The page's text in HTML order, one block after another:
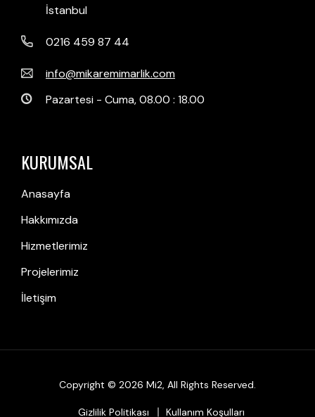
İstanbul
0216 459 87 44
info@mikaremimarlik.com
Pazartesi - Cuma, 08.00 : 18.00
KURUMSAL
Anasayfa
Hakkımızda
Hizmetlerimiz
Projelerimiz
İletişim
Copyright © 2026 Mi2, All Rights Reserved.
Gizlilik Politikası Kullanım Koşulları